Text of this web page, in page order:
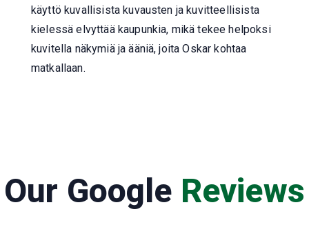
käyttö kuvallisista kuvausten ja kuvitteellisista
kielessä elvyttää kaupunkia, mikä tekee helpoksi
kuvitella näkymiä ja ääniä, joita Oskar kohtaa
matkallaan.
Our Google Reviews